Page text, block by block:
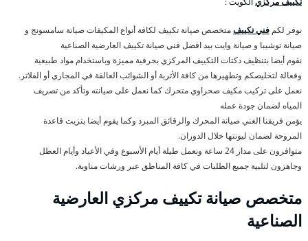
نوفر لكم فني تكييفمتخصص صيانة تكييف لكافة أنواع المكيفات صيانة سامسونج و
صيانة توشيبا و صيانة وايت بيد افضل فني صيانة تكييف العارضية الصناعية
نقوم أيضا بتنظيف دكتات التكييف المركزي بحرفية مميزة وباستخدام مواد طبيعية
وفعالة لتخليصكم وتطهيرها من كافة الأتربة أو الشوائب العالقة في المجاري أو الفلاتر.
نعمل على تركيب مكيف صحراوي متحرك كما نعمل على صيانته وتأكد من تصريف
المياه لضمان جودة عمله
يؤمن فريقنا الغني صيانة المحرك والرقائق المبرد وكما يقوم أيضا بتزيت قاعدة
المروحة لضمان ليونتها خلال الدوران.
متوافرون على مدار 24 ساعة ونعمل طيلة أيام الأسبوع وفي الأعياد وأيام العطل
وجاهزون لتلبية جميع الطلبات في كافة المناطق عبر ورشات مناوبة.
متخصص صيانة تكييف مركزي العارضية
الصناعية